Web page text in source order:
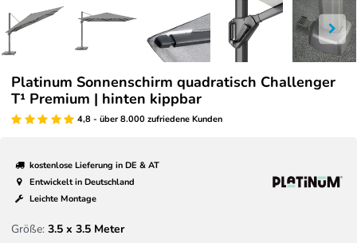
Platinum Sonnenschirm quadratisch Challenger
T¹ Premium | hinten kippbar
4,8 - über 8.000 zufriedene Kunden
kostenlose Lieferung in DE & AT
Entwickelt in Deutschland
Leichte Montage
Größe: 3.5 x 3.5 Meter